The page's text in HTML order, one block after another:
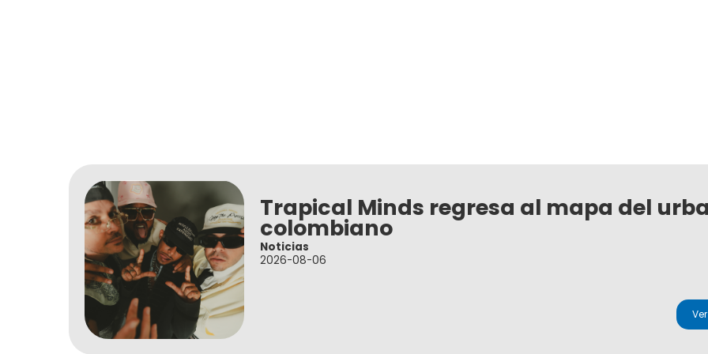
Trapical Minds regresa al mapa del
colombiano
Noticias
2026-08-06